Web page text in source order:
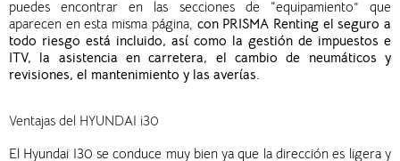
puedesencontraren las seccionesde “equipamiento” que
aparecen en esta misma página, con PRISMA Renting el seguro a
todo riesgo está incluido, así como la gestión de impuestos e
ITV, la asistencia en carretera, el cambio de neumáticos y
revisiones, el mantenimiento y las averías.
Ventajas del HYUNDAI i30
El Hyundai I30 se conduce muy bien ya que la dirección es ligera y